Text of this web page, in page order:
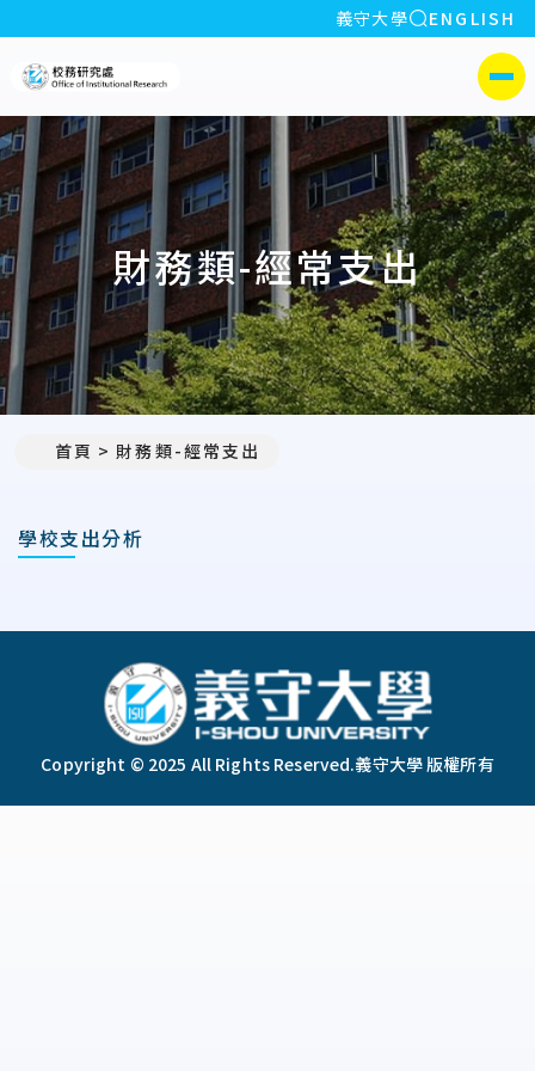
:::
義守大學 全站搜索
ENGLISH
側選單
財務類-經常支出
首頁 財務類-經常支出
學校支出分析
Copyright © 2025 All Rights Reserved.義守大學 版權所有